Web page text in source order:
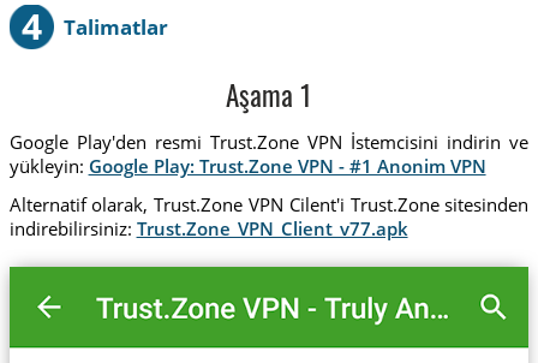
4 Talimatlar
Aşama 1
Google Play'den resmi Trust.Zone VPN İstemcisini indirin ve
yükleyin: Google Play: Trust.Zone VPN - #1 Anonim VPN
Alternatif olarak, Trust.Zone VPN Cilent'i Trust.Zone sitesinden
indirebilirsiniz: Trust.Zone_VPN_Client_v77.apk